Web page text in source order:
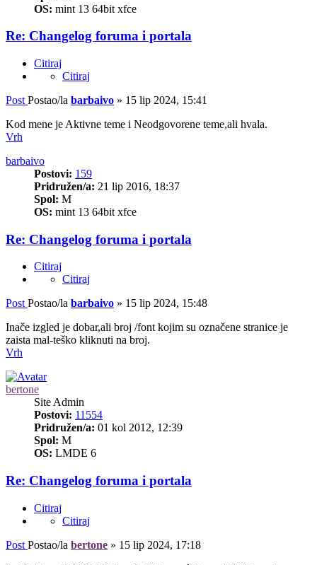
OS: mint 13 64bit xfce
Re: Changelog foruma i portala
Citiraj
Citiraj
Post Postao/la barbaivo » 15 lip 2024, 15:41
Kod mene je Aktivne teme i Neodgovorene teme,ali hvala.
Vrh
barbaivo
Postovi: 159
Pridružen/a: 21 lip 2016, 18:37
Spol: M
OS: mint 13 64bit xfce
Re: Changelog foruma i portala
Citiraj
Citiraj
Post Postao/la barbaivo » 15 lip 2024, 15:48
Inače izgled je dobar,ali broj /font kojim su označene stranice je
zaista mal-teško kliknuti na broj.
Vrh
bertone
Site Admin
Postovi: 11554
Pridružen/a: 01 kol 2012, 12:39
Spol: M
OS: LMDE 6
Re: Changelog foruma i portala
Citiraj
Citiraj
Post Postao/la bertone » 15 lip 2024, 17:18